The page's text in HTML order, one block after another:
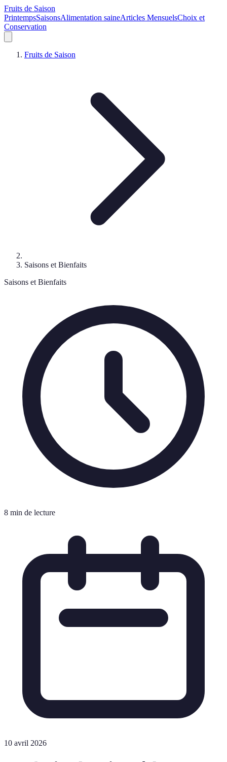
Fruits de Saison
PrintempsSaisonsAlimentation saineArticles MensuelsChoix et
Conservation
Fruits de Saison
Saisons et Bienfaits
Saisons et Bienfaits
8 min de lecture
10 avril 2026